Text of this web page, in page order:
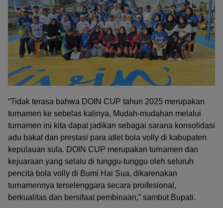
“Tidak terasa bahwa DOIN CUP tahun 2025 merupakan
turnamen ke sebelas kalinya. Mudah-mudahan melalui
turnamen ini kita dapat jadikan sebagai sarana konsolidasi
adu bakat dan prestasi para atlet bola volly di kabupaten
kepulauan sula. DOIN CUP merupakan turnamen dan
kejuaraan yang selalu di tunggu-tunggu oleh seluruh
pencita bola volly di Bumi Hai Sua, dikarenakan
turnamennya terselenggara secara proifesional,
berkualitas dan bersifaat pembinaan,” sambut Bupati.